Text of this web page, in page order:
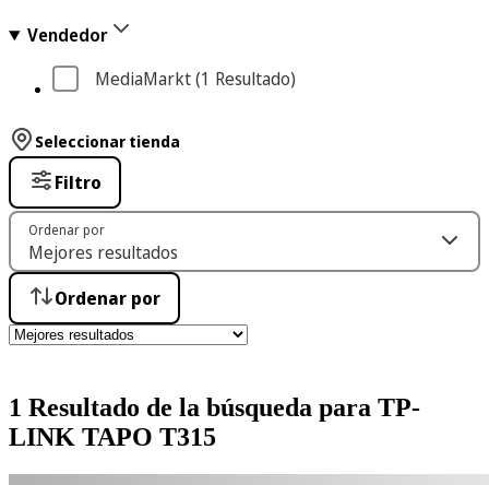
Vendedor
MediaMarkt (1 Resultado)
1 Resultado de la búsqueda para TP-
LINK TAPO T315
Seleccionar tienda
Filtro
Ordenar por
Ordenar por